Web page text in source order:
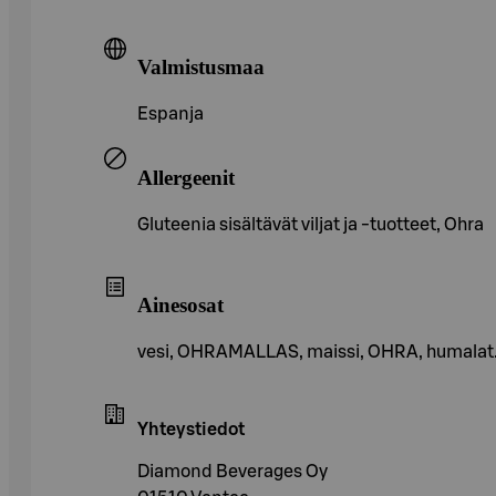
Valmistusmaa
Espanja
Allergeenit
Gluteenia sisältävät viljat ja -tuotteet, Ohra
Ainesosat
vesi, OHRAMALLAS, maissi, OHRA,
Yhteystiedot
Diamond Beverages Oy